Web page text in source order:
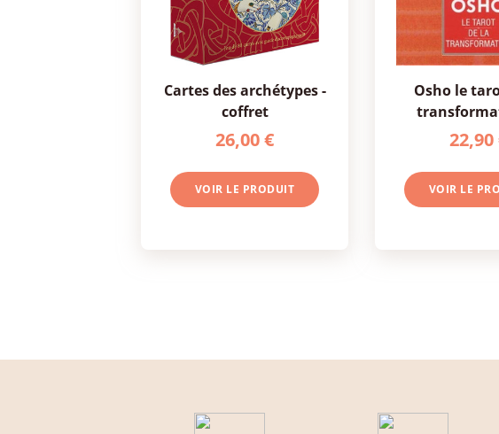
cartes des archétypes -
coffret
26,00 €
VOIR LE PRODUIT
osho le tarot de la
22,90
VOIR LE